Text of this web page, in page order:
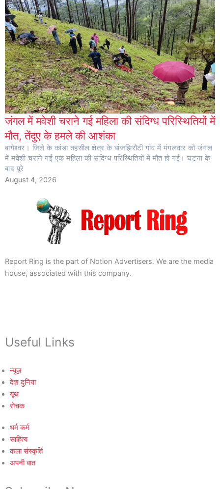
जंगल में मवेशी चराने गई महिला की संदिग्ध परिस्थितियों में
मौत, तेंदुए के हमले की आशंका
बागेश्वर। जिले के कांडा तहसील क्षेत्र के बांजझिरौटी गांव में मंगलवार को जंगल
में मवेशी चराने गई एक महिला की संदिग्ध परिस्थितियों में मौत हो गई। घटना के
बाद पूरे
August 4, 2026
Report Ring is the part of Notion Advertisers. We are the media
house, associated with this company.
Useful Links
न्यूज़
देश दुनिया
यूथ
रोचक
धर्म कर्म
साहित्य
कला संस्कृति
अपनी बात